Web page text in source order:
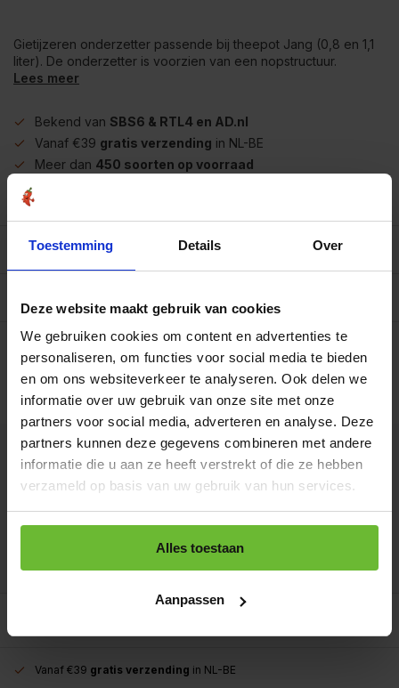
Toestemming Details Over
Deze website maakt gebruik van cookies
We gebruiken cookies om content en advertenties te
personaliseren, om functies voor social media te bieden
en om ons websiteverkeer te analyseren. Ook delen we
informatie over uw gebruik van onze site met onze
partners voor social media, adverteren en analyse. Deze
partners kunnen deze gegevens combineren met andere
informatie die u aan ze heeft verstrekt of die ze hebben
verzameld op basis van uw gebruik van hun services.
Alles toestaan
Aanpassen
Gietijzeren onderzetter passende bij theepot Jang (0,8 en 1,1
liter). De onderzetter is voorzien van een nopstructuur.
Lees meer
Bekend van SBS6 & RTL4 en AD.nl
Vanaf €39 gratis verzending in NL-BE
Meer dan 450 soorten op voorraad
Beschrijving
Op werkdagen voor 15.00 uur besteld, dezelfde dag
verzonden.
G003z
Op voorraad
€7,95
Totaal:€7,95
Kunnen we je helpen?
+31180396467
info@dekruidenbaron.nl
Vanaf €39 gratis verzending in NL-BE